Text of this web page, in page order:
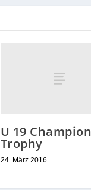
U 19
Trophy
24. März 2016